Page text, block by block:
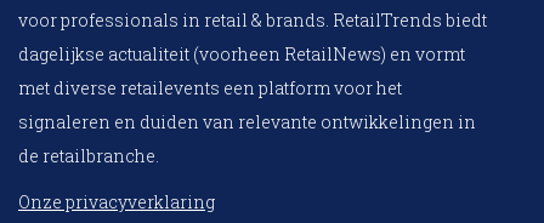
voor professionals in retail & brands. RetailTrends biedt
dagelijkse actualiteit (voorheen RetailNews) en vormt
met diverse retailevents een platform voor het
signaleren en duiden van relevante ontwikkelingen in
de retailbranche.
Onze privacyverklaring